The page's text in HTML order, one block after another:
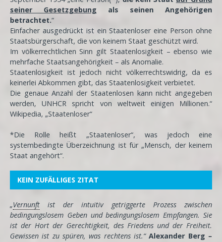
seiner Gesetzgebung als seinen Angehörigen
betrachtet.“
Einfacher ausgedrückt ist ein Staatenloser eine Person ohne
Staatsbürgerschaft, die von keinem Staat geschützt wird.
Im völkerrechtlichen Sinn gilt Staatenlosigkeit – ebenso wie
mehrfache Staatsangehörigkeit – als Anomalie.
Staatenlosigkeit ist jedoch nicht völkerrechtswidrig, da es
keinerlei Abkommen gibt, das Staatenlosigkeit verbietet.
Die genaue Anzahl der Staatenlosen kann nicht angegeben
werden, UNHCR spricht von weltweit einigen Millionen.“
Wikipedia, „Staatenloser“
*Die Rolle heißt „Staatenloser“, was jedoch eine
systembedingte Überzeichnung ist für „Mensch, der keinem
Staat angehört“.
KEIN ZUFÄLLIGES ZITAT
„Vernunft ist der intuitiv getriggerte Prozess zwischen
bedingungslosem Geben und bedingungslosem Empfangen. Sie
ist der Hort der Gerechtigkeit, des Friedens und der Freiheit.
Gewissen ist zu spüren, was rechtens ist.“Alexander Berg –